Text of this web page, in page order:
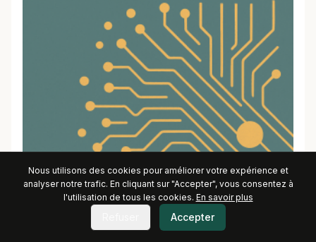
Bureau créatif minimal
Nous utilisons des cookies pour améliorer votre expérience et
analyser notre trafic. En cliquant sur "Accepter", vous consentez à
l'utilisation de tous les cookies. En savoir plus
Accepter